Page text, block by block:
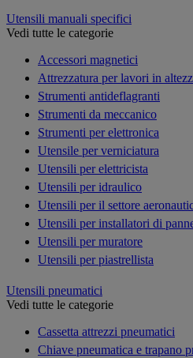
Utensili manuali specifici
Vedi tutte le categorie
Accessori magnetici
Attrezzatura per lavori in
Strumenti antideflagranti
Strumenti da meccanico
Strumenti per elettronica
Utensile per verniciatura
Utensili per elettricista
Utensili per idraulico
Utensili per il settore
Utensili per installatori di
Utensili per muratore
Utensili per piastrellista
Utensili pneumatici
Vedi tutte le categorie
Cassetta attrezzi pneumatici
Chiave pneumatica e trapano